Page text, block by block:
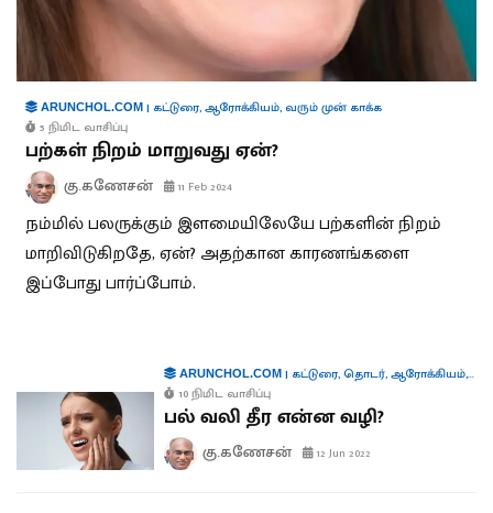
ARUNCHOL.COM | கட்டுரை,ஆரோக்கியம், வரும் முன் காக்க
5 நிமிட வாசிப்பு
பற்கள் நிறம் மாறுவது ஏன்?
கு.கணேசன் 11 Feb 2024
நம்மில் பலருக்கும் இளமையிலேயே பற்களின் நிறம்
மாறிவிடுகிறதே, ஏன்? அதற்கான காரணங்களை
இப்போது பார்ப்போம்.
ARUNCHOL.COM| கட்டுரை,தொடர்,ஆரோக்கியம்,
10 நிமிட வாசிப்பு
பல் வலி தீர என்ன வழி?
கு.கணேசன் 12 Jun 2022